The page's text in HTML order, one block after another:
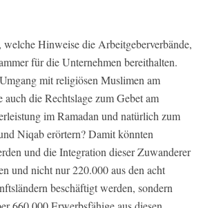
Hinweise die Arbeitgeberverbände,
für die Unternehmen bereithalten.
mit religiösen Muslimen am
die Rechtslage zum Gebet am
im Ramadan und natürlich zum
Niqab erörtern? Damit könnten
und die Integration dieser Zuwanderer
und nicht nur 220.000 aus den acht
beschäftigt werden, sondern